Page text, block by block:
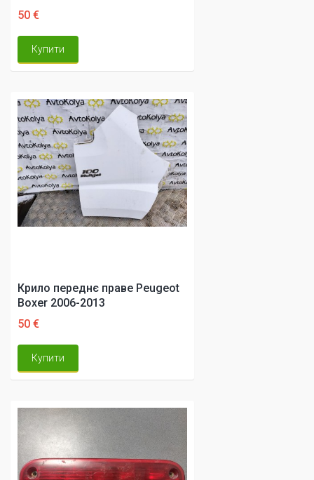
50 €
Купити
Крило переднє праве Peugeot
Boxer 2006-2013
50 €
Купити